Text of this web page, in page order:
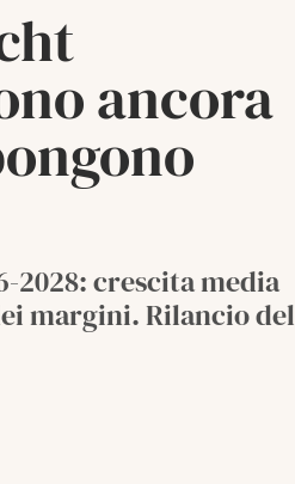
ancora
2028: crescita media
margini. Rilancio del